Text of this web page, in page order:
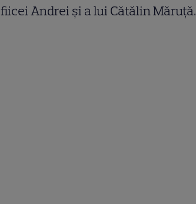
fiicei Andrei și a lui Cătălin Măruță.